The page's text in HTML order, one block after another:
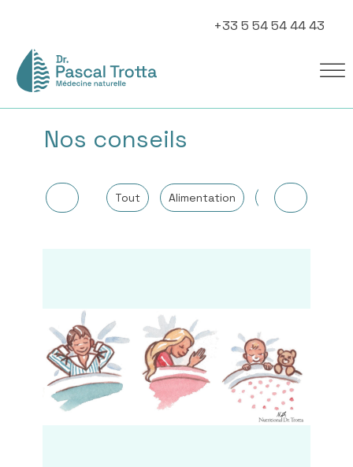
+33 5 54 54 44 43
Nos conseils
Tout Alimentation Autres